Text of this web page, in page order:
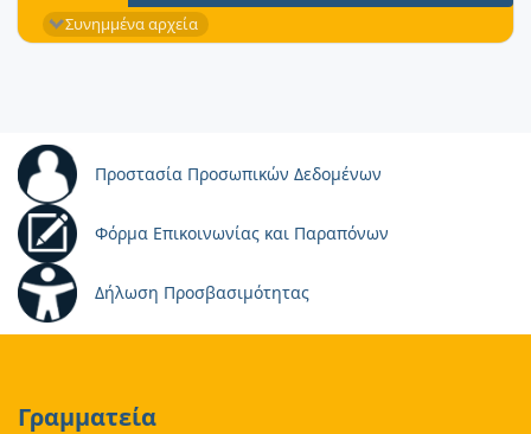
Συνημμένα αρχεία
Προστασία Προσωπικών Δεδομένων
Φόρμα Επικοινωνίας και Παραπόνων
Δήλωση Προσβασιμότητας
Γραμματεία